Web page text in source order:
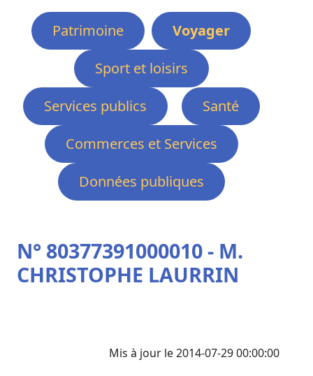
Patrimoine
Voyager
Sport et loisirs
Services publics
Santé
Commerces et Services
Données publiques
N° 80377391000010 - M.
CHRISTOPHE LAURRIN
Mis à jour le 2014-07-29 00:00:00